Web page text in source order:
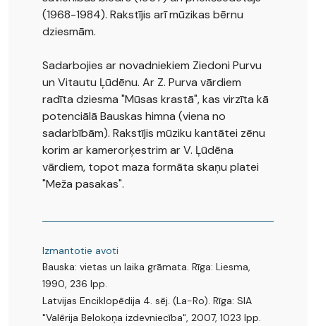
(1968-1984). Rakstījis arī mūzikas bērnu
dziesmām.
Sadarbojies ar novadniekiem Ziedoni Purvu
un Vitautu Ļūdēnu. Ar Z. Purva vārdiem
radīta dziesma "Mūsas krastā", kas virzīta kā
potenciālā Bauskas himna (viena no
sadarbībām). Rakstījis mūziku kantātei zēnu
korim ar kamerorķestrim ar V. Ļūdēna
vārdiem, topot maza formāta skaņu platei
"Meža pasakas".
Izmantotie avoti
Bauska: vietas un laika grāmata. Rīga: Liesma,
1990, 236 lpp.
Latvijas Enciklopēdija 4. sēj. (La-Ro). Rīga: SIA
"Valērija Belokoņa izdevniecība", 2007, 1023 lpp.